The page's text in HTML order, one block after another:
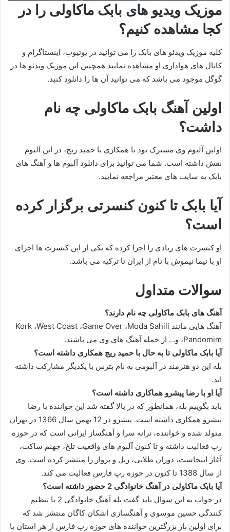
موزیک ویدیو های بابک ماکاولی را در
کجا مشاهده کنیم؟
کلیه موزیک ویدئو های بابک را می توانید در یوتیوب، اینستاگرام و
کانال های هواداری او مشاهده نمایید همچنین این موزیک ویدئو ها در
گوگل موجود می باشد که می توانید آن ها را دانلود کنید.
اولین آهنگ بابک ماکاولی چه نام
داشت؟
اولین آلبوم وی مشترک بود با همکاری با حمید ریج، در این آلبوم
نقش داشته است. شما می توانید برای دانلود آلبوم ها و آهنگ های
بابک به سایت های معتبر مراجعه نمایید.
آیا بابک تا کنون کنسرتی برگزار کرده
است؟
او کنسرت های زیادی را اجرا کرده که یکی از این کنسرت ها اجرای
او با نیما نیموش با نام از ایران تا ترکیه می باشد.
سوالات متداول
آهنگ های بابک ماکاولی چه نام دارند؟
آهنگ هایی مانند Kork ،West Coast ،Game Over ،Moda Sahili
،Pandomim و… از جمله آهنگ های وی می باشند.
آیا بابک ماکاولی تا به حال با حمید ریج همکاری داشته است؟
بله این دو هنرمند در آلبومی به نام بترس با یکدیگر مشارکت داشته
اند.
آیا او با رضا پیشرو هماکاری داشته است؟
باید بگوییم بله، همانطور که در بالا گفته شد این خواننده با رضا
پیشرو همکاری داشته است. پیشرو در 12 بهمن سال 1366 در تهران
متولد شده و خواننده، ترانه سرا و آهنگساز ایرانی است که در حوزه
رپ فعالیت داشته و تا کنون آلبوم های واقعیت تلخ، جهنم ساکت،
آغاز اینجاست، دوران طلایی، ریل و پرواز را منتشر کرده است. وی
از سال 1388 تا کنون در حوزه رپ فارس فعالیت می کند.
آیا بابک ماکاولی در آهنگ خانوادگی 2 حضور داشته است؟
در جواب به این سوال باید گفت بله آهنگ خانوادگی 2 با تنظیم
کنندگی حسین موسوی و آهنگسازی اشکان کاگان منتشر شد که
برای اولین بار بزرگترین خواننده های حوزه رپ فارس از هر استان با